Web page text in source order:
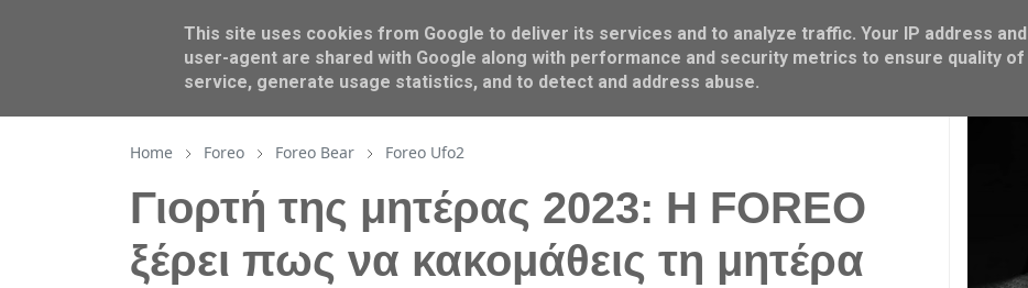
BEAUTY AROUND US ΜΑΜΑ & ΠΑΙΔΙFOOD & COOKM SHOP
Home Foreo Foreo Bear Foreo Ufo2
Γιορτή της μητέρας 2023: Η FOREO
ξέρει πως να κακομάθεις τη μητέρα
This site uses cookies from Google to deliver its services and to analyze traffic. Your IP address and
user-agent are shared with Google along with performance and security metrics to ensure quality of
service, generate usage statistics, and to detect and address abuse.